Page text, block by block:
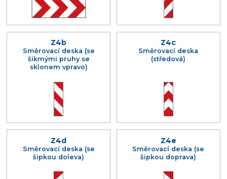
Z4b
Směrovací deska (se
šikmými pruhy se
sklonem vpravo)
Z4c
Směrovací deska
(středová)
Z4d
Směrovací deska (se
šipkou doleva)
Z4e
Směrovací deska (se
šipkou doprava)